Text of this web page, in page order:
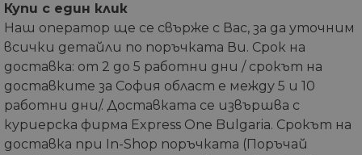
Купи с един клик
Наш оператор ще се свърже с Вас, за да уточним
всички детайли по поръчката Ви. Срок на
доставка: от 2 до 5 работни дни / срокът на
доставките за София област е между 5 и 10
работни дни/. Доставката се извършва с
куриерска фирма Express One Bulgaria. Срокът на
доставка при In-Shop поръчката (Поръчай